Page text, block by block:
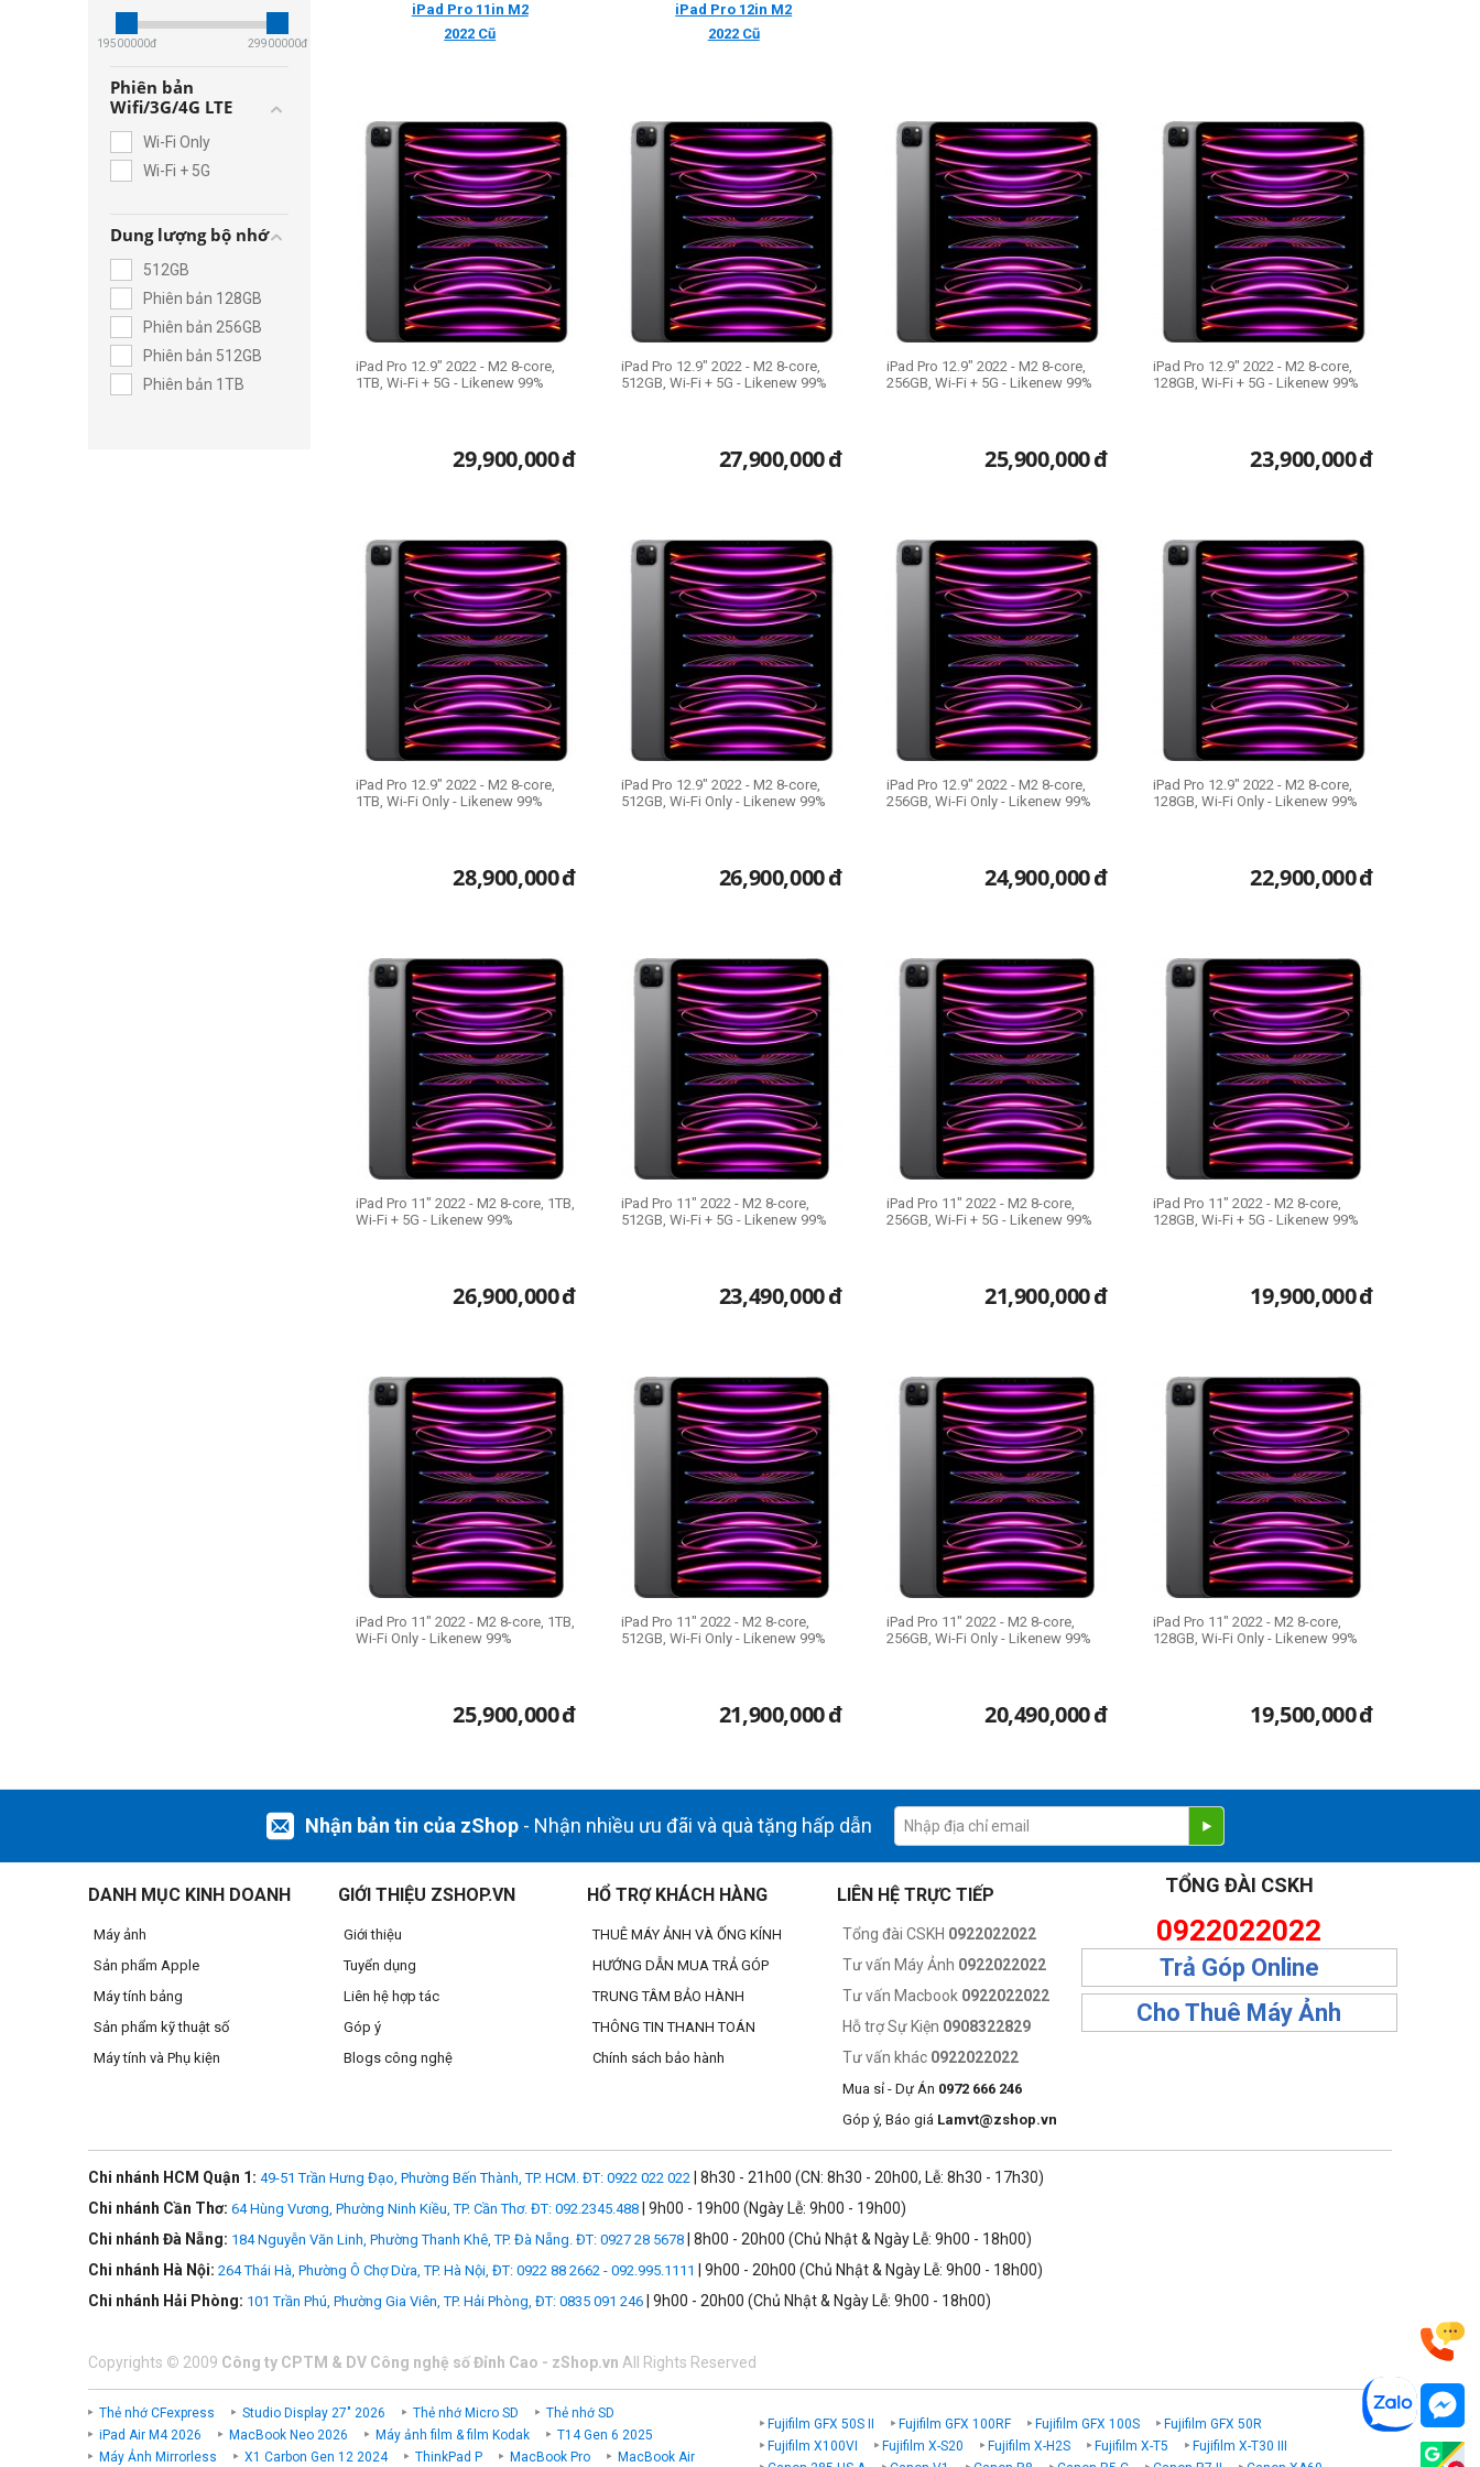
19500000đ 29900000đ
Phiên bản
Wifi/3G/4G LTE
Wi-Fi Only
Wi-Fi + 5G
Dung lượng bộ nhớ
512GB
Phiên bản 128GB
Phiên bản 256GB
Phiên bản 512GB
Phiên bản 1TB
iPad Pro 11in M2
2022 Cũ
iPad Pro 12in M2
2022 Cũ
iPad Pro 12.9" 2022 - M2 8-core,
1TB, Wi-Fi + 5G - Likenew 99%
29,900,000đ
iPad Pro 12.9" 2022 - M2 8-core,
512GB, Wi-Fi + 5G - Likenew 99%
27,900,000đ
iPad Pro 12.9" 2022 - M2 8-core,
256GB, Wi-Fi + 5G - Likenew 99%
25,900,000đ
iPad Pro 12.9" 2022 - M2 8-core,
128GB, Wi-Fi + 5G - Likenew 99%
23,900,000đ
iPad Pro 12.9" 2022 - M2 8-core,
1TB, Wi-Fi Only - Likenew 99%
28,900,000đ
iPad Pro 12.9" 2022 - M2 8-core,
512GB, Wi-Fi Only - Likenew 99%
26,900,000đ
iPad Pro 12.9" 2022 - M2 8-core,
256GB, Wi-Fi Only - Likenew 99%
24,900,000đ
iPad Pro 12.9" 2022 - M2 8-core,
128GB, Wi-Fi Only - Likenew 99%
22,900,000đ
iPad Pro 11" 2022 - M2 8-core, 1TB,
Wi-Fi + 5G - Likenew 99%
26,900,000đ
iPad Pro 11" 2022 - M2 8-core,
512GB, Wi-Fi + 5G - Likenew 99%
23,490,000đ
iPad Pro 11" 2022 - M2 8-core,
256GB, Wi-Fi + 5G - Likenew 99%
21,900,000đ
iPad Pro 11" 2022 - M2 8-core,
128GB, Wi-Fi + 5G - Likenew 99%
19,900,000đ
iPad Pro 11" 2022 - M2 8-core, 1TB,
Wi-Fi Only - Likenew 99%
25,900,000đ
iPad Pro 11" 2022 - M2 8-core,
512GB, Wi-Fi Only - Likenew 99%
21,900,000đ
iPad Pro 11" 2022 - M2 8-core,
256GB, Wi-Fi Only - Likenew 99%
20,490,000đ
iPad Pro 11" 2022 - M2 8-core,
128GB, Wi-Fi Only - Likenew 99%
19,500,000đ
Nhận bản tin của zShop - Nhận nhiều ưu đãi và quà tặng hấp dẫn
DANH MỤC KINH DOANH
Máy ảnh
Sản phẩm Apple
Máy tính bảng
Sản phẩm kỹ thuật số
Máy tính và Phụ kiện
GIỚI THIỆU ZSHOP.VN
Giới thiệu
Tuyển dụng
Liên hệ hợp tác
Góp ý
Blogs công nghệ
HỔ TRỢ KHÁCH HÀNG
THUÊ MÁY ẢNH VÀ ỐNG KÍNH
HƯỚNG DẪN MUA TRẢ GÓP
TRUNG TÂM BẢO HÀNH
THÔNG TIN THANH TOÁN
Chính sách bảo hành
LIÊN HỆ TRỰC TIẾP
Tổng đài CSKH 0922022022
Tư vấn Máy Ảnh 0922022022
Tư vấn Macbook 0922022022
Hỗ trợ Sự Kiện 0908322829
Tư vấn khác 0922022022
Mua sỉ - Dự Án 0972 666 246
Góp ý, Báo giá Lamvt@zshop.vn
TỔNG ĐÀI CSKH
0922022022
Trả Góp Online
Cho Thuê Máy Ảnh
Chi nhánh HCM Quận 1: 49-51 Trần Hưng Đạo, Phường Bến Thành, TP. HCM. ĐT: 0922 022 022 | 8h30 - 21h00 (CN: 8h30 - 20h00, Lễ: 8h30 - 17h30)
Chi nhánh Cần Thơ: 64 Hùng Vương, Phường Ninh Kiều, TP. Cần Thơ. ĐT: 092.2345.488 | 9h00 - 19h00 (Ngày Lễ: 9h00 - 19h00)
Chi nhánh Đà Nẵng: 184 Nguyễn Văn Linh, Phường Thanh Khê, TP. Đà Nẵng. ĐT: 0927 28 5678 | 8h00 - 20h00 (Chủ Nhật & Ngày Lễ: 9h00 - 18h00)
Chi nhánh Hà Nội: 264 Thái Hà, Phường Ô Chợ Dừa, TP. Hà Nội, ĐT: 0922 88 2662 - 092.995.1111
| 9h00 - 20h00 (Chủ Nhật & Ngày Lễ: 9h00 - 18h00)
Chi nhánh Hải Phòng: 101 Trần Phú, Phường Gia Viên, TP. Hải Phòng, ĐT: 0835 091 246 | 9h00 - 20h00 (Chủ Nhật & Ngày Lễ: 9h00 - 18h00)
Copyrights © 2009 Công ty CPTM & DV Công nghệ số Đỉnh Cao - zShop.vn All Rights Reserved
Thẻ nhớ CFexpress Studio Display 27" 2026 Thẻ nhớ Micro SD
Thẻ nhớ SD
iPad Air M4 2026
MacBook Neo 2026 Máy ảnh film & film Kodak
T14 Gen 6 2025
Máy Ảnh Mirrorless
X1 Carbon Gen 12 2024 ThinkPad P MacBook Pro MacBook Air
Fujifilm GFX 50S II Fujifilm GFX 100RF Fujifilm GFX 100S
Fujifilm GFX 50R
Fujifilm X100VI
Fujifilm X-S20 Fujifilm X-H2S Fujifilm X-T5
Fujifilm X-T30 III